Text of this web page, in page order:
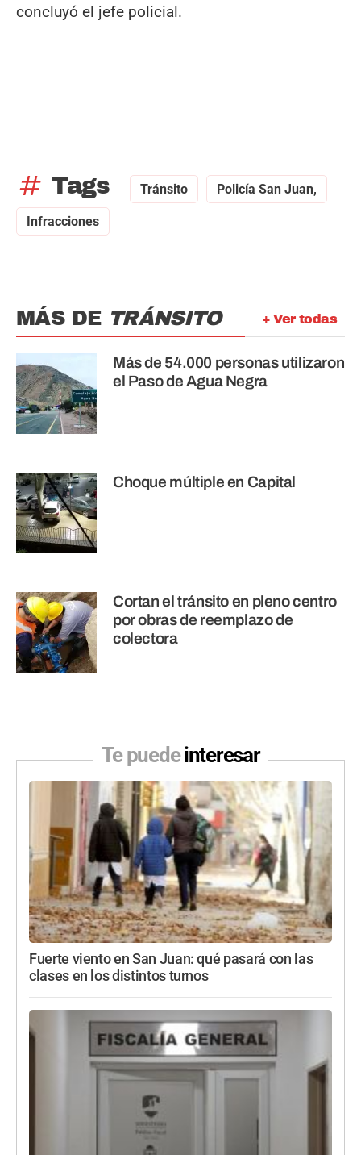
concluyó el jefe policial.
tag Tags Tránsito Policía San Juan,
Infracciones
+ Ver todas
MÁS DE TRÁNSITO
Más de 54.000 personas utilizaron
el Paso de Agua Negra
Choque múltiple en Capital
Cortan el tránsito en pleno centro
por obras de reemplazo de
colectora
Te puedeinteresar
Fuerte viento en San Juan: qué pasará con las
clases en los distintos turnos